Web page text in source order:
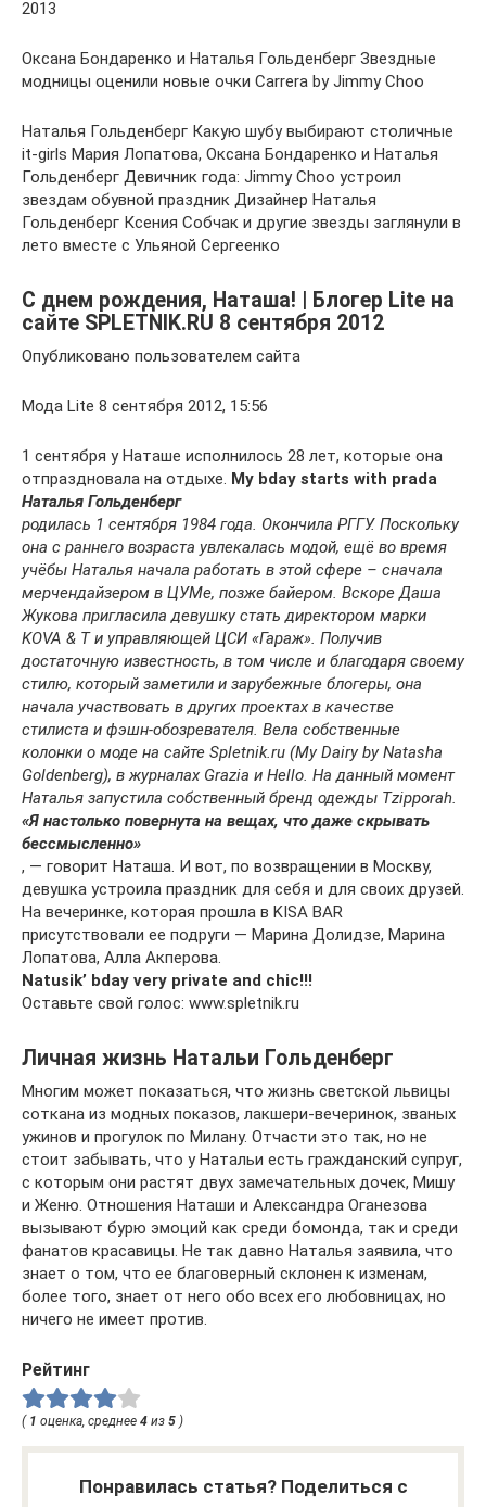
2013
Оксана Бондаренко и Наталья Гольденберг Звездные
модницы оценили новые очки Carrera by Jimmy Choo
Наталья Гольденберг Какую шубу выбирают столичные
it-girls Мария Лопатова, Оксана Бондаренко и Наталья
Гольденберг Девичник года: Jimmy Choo устроил
звездам обувной праздник Дизайнер Наталья
Гольденберг Ксения Собчак и другие звезды заглянули в
лето вместе с Ульяной Сергеенко
С днем рождения, Наташа! | Блогер Lite на
сайте SPLETNIK.RU 8 сентября 2012
Опубликовано пользователем сайта
Мода Lite 8 сентября 2012, 15:56
1 сентября у Наташе исполнилось 28 лет, которые она
отпраздновала на отдыхе. My bday starts with prada
Наталья Гольденберг
родилась 1 сентября 1984 года. Окончила РГГУ. Поскольку
она с раннего возраста увлекалась модой, ещё во время
учёбы Наталья начала работать в этой сфере – сначала
мерчендайзером в ЦУМе, позже байером. Вскоре Даша
Жукова пригласила девушку стать директором марки
KOVA & T и управляющей ЦСИ «Гараж». Получив
достаточную известность, в том числе и благодаря своему
стилю, который заметили и зарубежные блогеры, она
начала участвовать в других проектах в качестве
стилиста и фэшн-обозревателя. Вела собственные
колонки о моде на сайте Spletnik.ru (My Dairy by Natasha
Goldenberg), в журналах Grazia и Hello. На данный момент
Наталья запустила собственный бренд одежды Tzipporah.
«Я настолько повернута на вещах, что даже скрывать
бессмысленно»
, — говорит Наташа. И вот, по возвращении в Москву,
девушка устроила праздник для себя и для своих друзей.
На вечеринке, которая прошла в KISA BAR
присутствовали ее подруги — Марина Долидзе, Марина
Лопатова, Алла Акперова.
Natusik’ bday very private and chic!!!
Оставьте свой голос: www.spletnik.ru
Личная жизнь Натальи Гольденберг
Многим может показаться, что жизнь светской львицы
соткана из модных показов, лакшери-вечеринок, званых
ужинов и прогулок по Милану. Отчасти это так, но не
стоит забывать, что у Натальи есть гражданский супруг,
с которым они растят двух замечательных дочек, Мишу
и Женю. Отношения Наташи и Александра Оганезова
вызывают бурю эмоций как среди бомонда, так и среди
фанатов красавицы. Не так давно Наталья заявила, что
знает о том, что ее благоверный склонен к изменам,
более того, знает от него обо всех его любовницах, но
ничего не имеет против.
Рейтинг
( 1 оценка, среднее 4 из 5 )
Понравилась статья? Поделиться с